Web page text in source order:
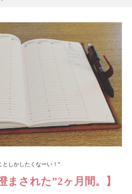
としかしたくなーい！"
まされた”2ヶ月間。】